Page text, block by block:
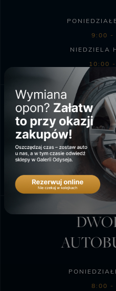
9:00 -
NIEDZIELA
10:00
SKLEP
6:00 -
8:00 -